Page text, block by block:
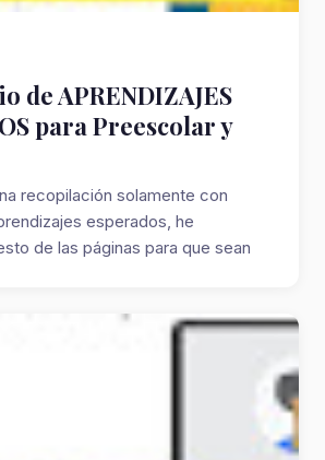
de APRENDIZAJES
para Preescolar y
recopilación solamente con
esperados, he
de las páginas para que sean